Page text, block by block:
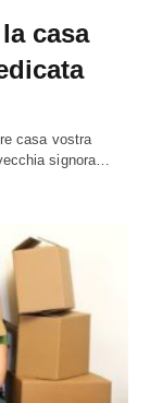
casa
casa vostra
signora…